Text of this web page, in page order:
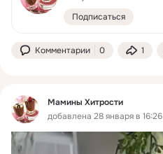
Подписаться
Комментарии 0 1
Мамины Хитрости
добавлена 28 января в 16:26